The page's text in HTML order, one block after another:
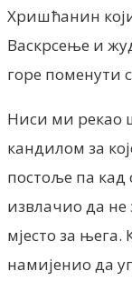
Хришћанин
Васкрсење и
горе поменути
Ниси ми рекао
кандилом за
постоље па кад
извлачио да не
мјесто за
намијенио да